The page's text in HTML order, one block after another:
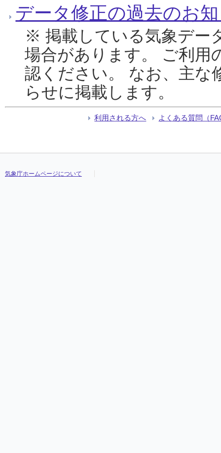
データ修正の過去のお
※ 掲載している気象デー
場合があります。 ご利用
認ください。 なお、主な
らせに掲載します。
利用される方へ よくある質問（
気象庁ホームページについて